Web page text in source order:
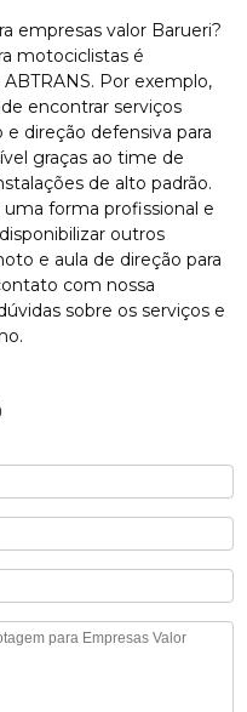
empresas valor Barueri?
motociclistas é
Por exemplo,
encontrar serviços
direção defensiva para
graças ao time de
de alto padrão.
forma profissional e
outros
e aula de direção para
com nossa
sobre os serviços e